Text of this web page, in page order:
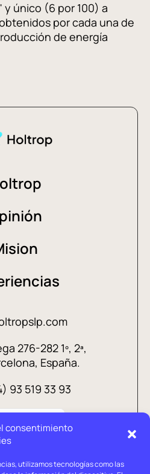
consentimiento
utilizamos tecnologías como las
y único (6 por 100) a
por cada una de
de energía
276-282 1º, 2ª,
España.
93 519 33 93